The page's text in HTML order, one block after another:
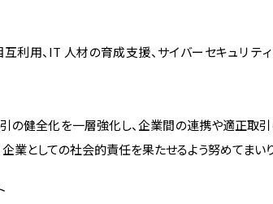
利用、IT 人材の育成支援、サイバーセキュリ テ
の健全化を一層強化し、企業間の連携や適正取
業としての社会的責任を果たせるよう努めてまいり